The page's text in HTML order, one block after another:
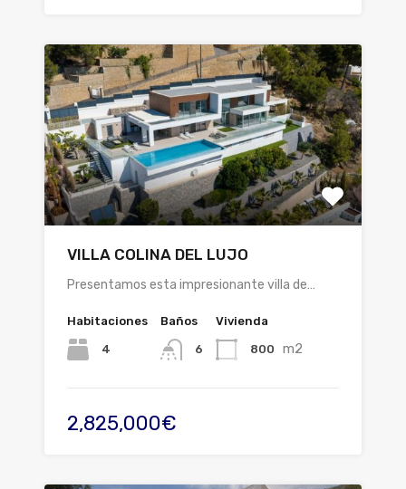
VILLA COLINA DEL LUJO
Presentamos esta impresionante villa de…
Habitaciones
4
Baños
6
Vivienda
800 m2
2,825,000€